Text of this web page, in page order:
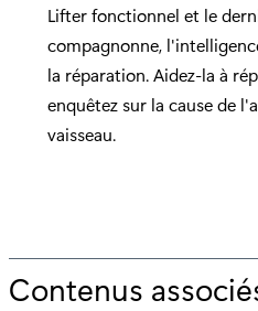
Lifter fonctionnel et le
compagnonne,
la réparation. Aidez-la à
enquêtez sur la cause de
vaisseau.
Contenus